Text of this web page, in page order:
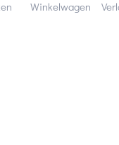
Winkelwagen